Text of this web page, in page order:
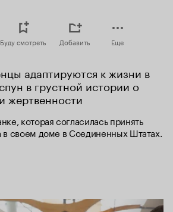
Буду смотреть Добавить Еще
адаптируются к жизни в
в грустной истории о
жертвенности
которая согласилась принять
в своем доме в Соединенных Штатах.